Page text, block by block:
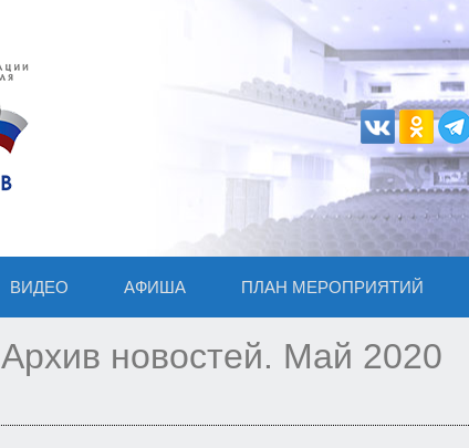
ВИДЕО АФИША ПЛАН МЕРОПРИЯТИЙ
Архив новостей. Май 2020